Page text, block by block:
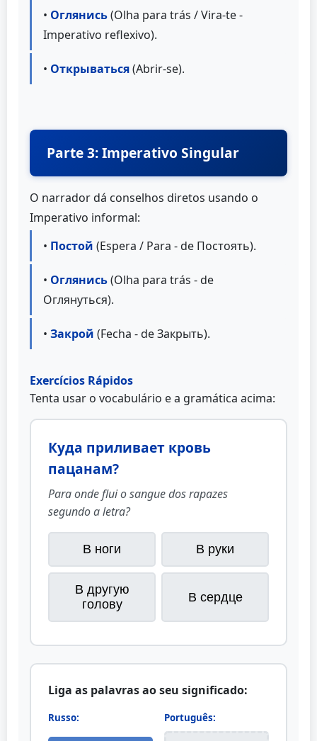
• Оглянись(Olha para trás / Vira-te -
Imperativo reflexivo).
• Открываться(Abrir-se).
Parte 3: Imperativo Singular
O narrador dá conselhos diretos usando o
Imperativo informal:
• Постой (Espera / Para - de Постоять).
• Оглянись(Olha para trás - de
Оглянуться).
• Закрой (Fecha - de Закрыть).
Exercícios Rápidos
Tenta usar o vocabulário e a gramática acima:
Куда приливает кровь
пацанам?
Para onde flui o sangue dos rapazes
segundo a letra?
В ноги В руки
В другую
голову
В сердце
Liga as palavras ao seu significado:
Russo: Português: